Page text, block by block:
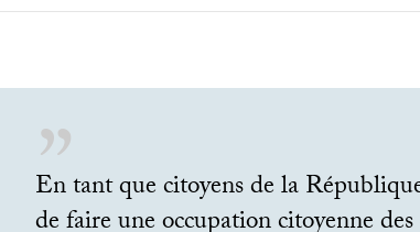
En tant que citoyens de la